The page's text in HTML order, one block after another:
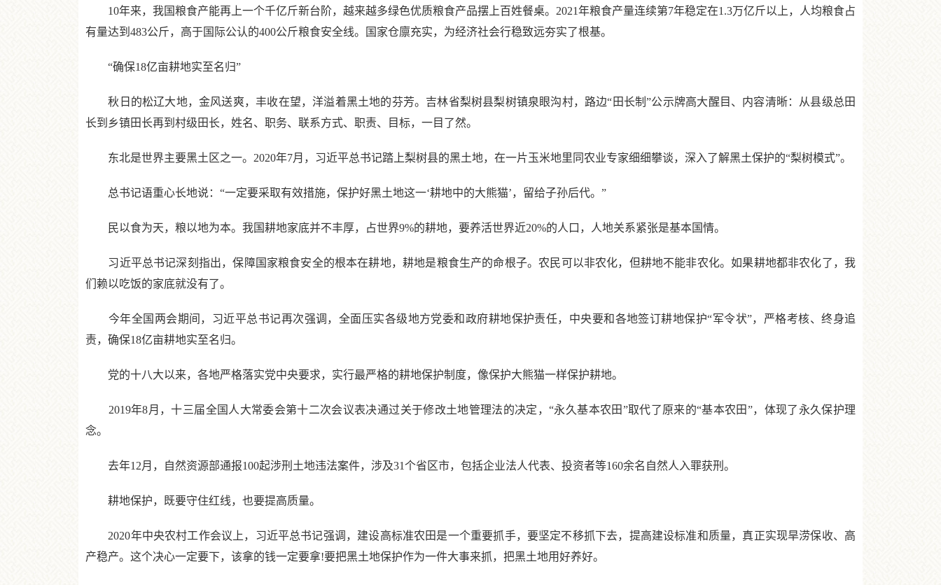
10年来，我国粮食产能再上一个千亿斤新台阶，越来越多绿色优质粮食产品摆上百姓餐桌。2021年粮食产量连续第7年稳定在1.3万亿斤以上，人均粮食占
有量达到483公斤，高于国际公认的400公斤粮食安全线。国家仓廪充实，为经济社会行稳致远夯实了根基。
“确保18亿亩耕地实至名归”
秋日的松辽大地，金风送爽，丰收在望，洋溢着黑土地的芬芳。吉林省梨树县梨树镇泉眼沟村，路边“田长制”公示牌高大醒目、内容清晰：从县级总田
长到乡镇田长再到村级田长，姓名、职务、联系方式、职责、目标，一目了然。
东北是世界主要黑土区之一。2020年7月，习近平总书记踏上梨树县的黑土地，在一片玉米地里同农业专家细细攀谈，深入了解黑土保护的“梨树模式”。
总书记语重心长地说：“一定要采取有效措施，保护好黑土地这一‘耕地中的大熊猫’，留给子孙后代。”
民以食为天，粮以地为本。我国耕地家底并不丰厚，占世界9%的耕地，要养活世界近20%的人口，人地关系紧张是基本国情。
习近平总书记深刻指出，保障国家粮食安全的根本在耕地，耕地是粮食生产的命根子。农民可以非农化，但耕地不能非农化。如果耕地都非农化了，我
们赖以吃饭的家底就没有了。
今年全国两会期间，习近平总书记再次强调，全面压实各级地方党委和政府耕地保护责任，中央要和各地签订耕地保护“军令状”，严格考核、终身追
责，确保18亿亩耕地实至名归。
党的十八大以来，各地严格落实党中央要求，实行最严格的耕地保护制度，像保护大熊猫一样保护耕地。
2019年8月，十三届全国人大常委会第十二次会议表决通过关于修改土地管理法的决定，“永久基本农田”取代了原来的“基本农田”，体现了永久保护理
念。
去年12月，自然资源部通报100起涉刑土地违法案件，涉及31个省区市，包括企业法人代表、投资者等160余名自然人入罪获刑。
耕地保护，既要守住红线，也要提高质量。
2020年中央农村工作会议上，习近平总书记强调，建设高标准农田是一个重要抓手，要坚定不移抓下去，提高建设标准和质量，真正实现旱涝保收、高
产稳产。这个决心一定要下，该拿的钱一定要拿!要把黑土地保护作为一件大事来抓，把黑土地用好养好。